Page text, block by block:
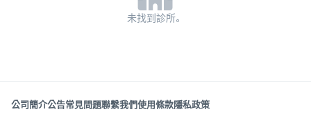
未找到診所。
公司簡介公告常見問題聯繫我們使用條款隱私政策